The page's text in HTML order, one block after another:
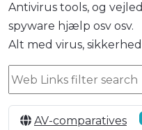
Antivirus tools, og
spyware hjælp osv osv.
Alt med virus,
Web Links filter search
AV-comparatives